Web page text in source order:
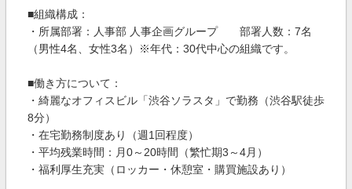
■組織構成：
・所属部署：人事部 人事企画グループ 部署人数：7名
（男性4名、女性3名）※年代：30代中心の組織です。
■働き方について：
・綺麗なオフィスビル「渋谷ソラスタ」で勤務（渋谷駅徒歩
8分）
・在宅勤務制度あり（週1回程度）
・平均残業時間：月0～20時間（繁忙期3～4月）
・福利厚生充実（ロッカー・休憩室・購買施設あり）